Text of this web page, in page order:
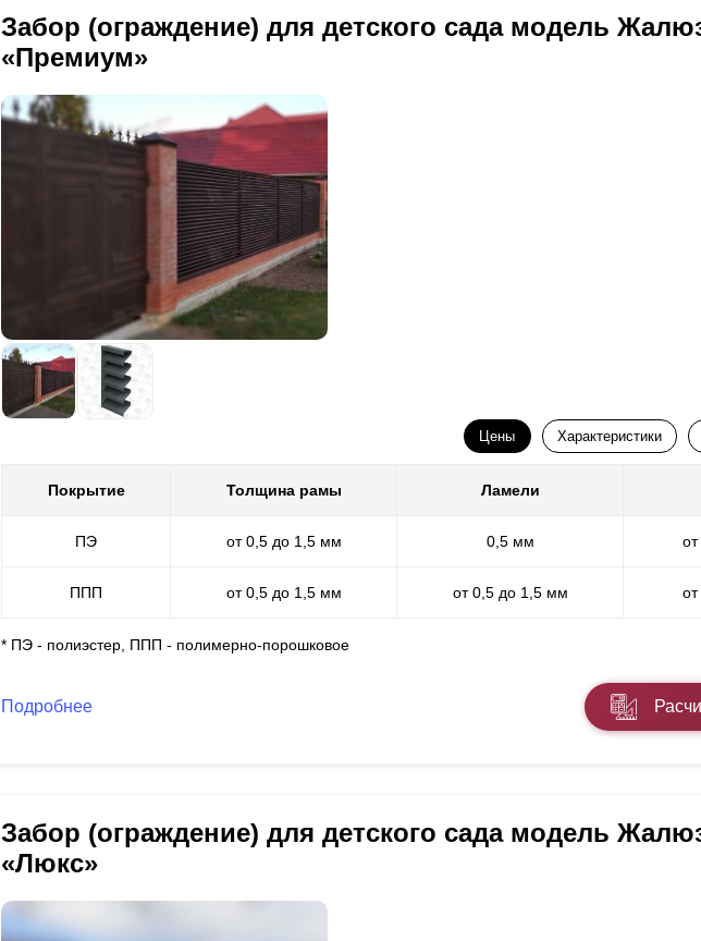
Забор (ограждение) для детского сада модель
«Премиум»
Цены Характеристики
Покрытие Толщина рамы Ламели
ПЭ от 0,5 до 1,5 мм 0,5 мм
ППП от 0,5 до 1,5 мм от 0,5 до 1,5 мм
* ПЭ - полиэстер, ППП - полимерно-порошковое
Подробнее
Забор (ограждение) для детского сада модель
«Люкс»